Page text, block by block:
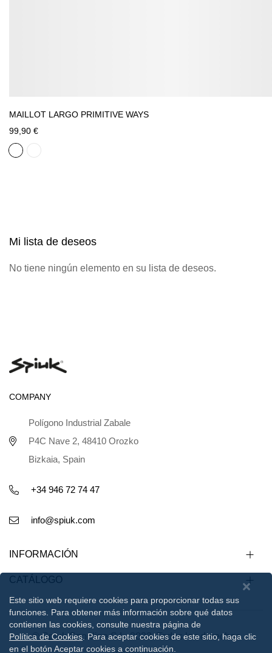
MAILLOT LARGO PRIMITIVE WAYS
99,90 €
Mi lista de deseos
No tiene ningún elemento en su lista de deseos.
COMPANY
Polígono Industrial Zabale
P4C Nave 2, 48410 Orozko
Bizkaia, Spain
+34 946 72 74 47
info@spiuk.com
INFORMACIÓN
CATÁLOGO
© Spiuk Sportline S.L. 2023. Todos los derechos
Este sitio web requiere cookies para proporcionar todas sus
funciones. Para obtener más información sobre qué datos
contienen las cookies, consulte nuestra página de
Política de Cookies . Para aceptar cookies de este sitio, haga clic
en el botón Aceptar cookies a continuación.